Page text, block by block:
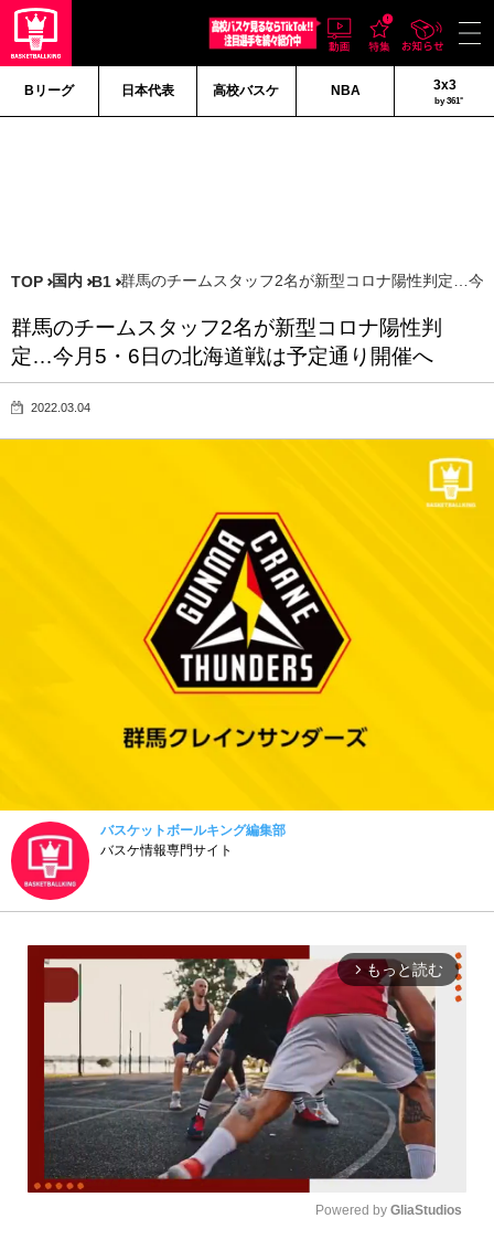
Bリーグ 日本代表 高校バスケ NBA 3x3
by 361°
TOP 国内 B1 群馬のチームスタッフ2名が新型コロナ陽性判定…今
群馬のチームスタッフ2名が新型コロナ陽性判
定…今月5・6日の北海道戦は予定通り開催へ
2022.03.04
バスケットボールキング編集部
バスケ情報専門サイト
arrow_forward_ios もっと読む
Powered by GliaStudios